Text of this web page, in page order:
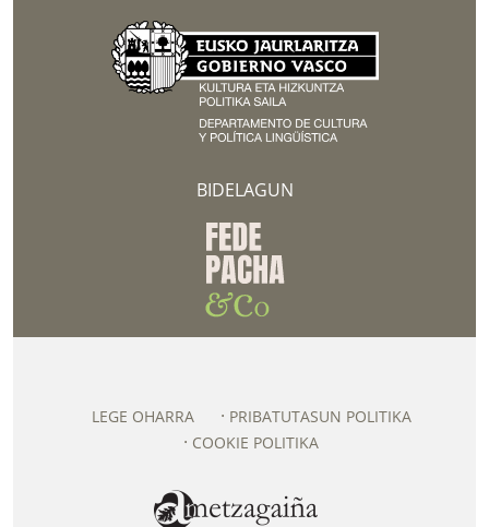
BIDELAGUN
LEGE OHARRA
PRIBATUTASUN POLITIKA
COOKIE POLITIKA